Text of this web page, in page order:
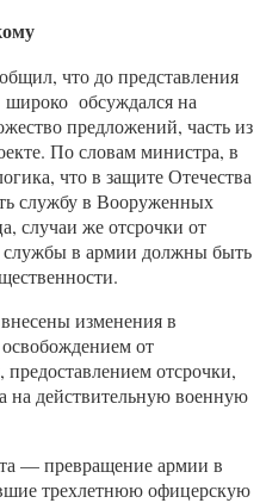
что до представления
широко обсуждался на
предложений, часть из
По словам министра, в
что в защите Отечества
службу в Вооруженных
случаи же отсрочки от
службы в армии должны быть
изменения в
от
отсрочки,
на действительную военную
— превращение армии в
трехлетнюю офицерскую